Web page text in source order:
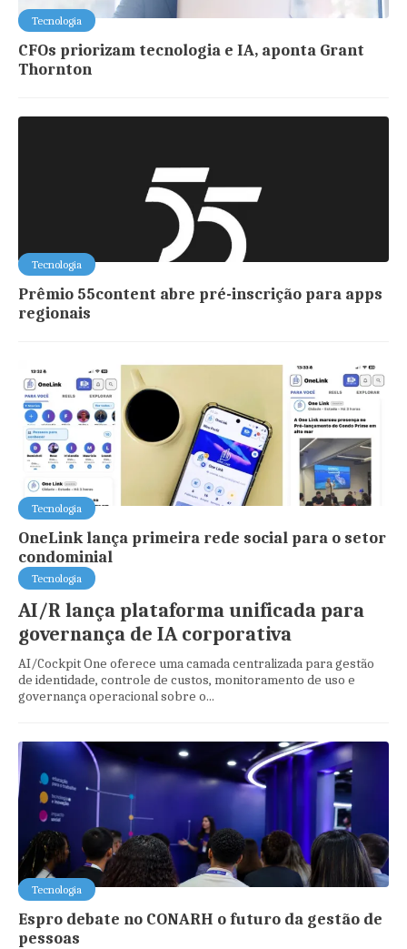
Tecnologia
CFOs priorizam tecnologia e IA, aponta Grant
Thornton
Tecnologia
Prêmio 55content abre pré-inscrição para apps
regionais
Tecnologia
OneLink lança primeira rede social para o setor
condominial
Tecnologia
AI/R lança plataforma unificada para
governança de IA corporativa
AI/Cockpit One oferece uma camada centralizada para gestão
de identidade, controle de custos, monitoramento de uso e
governança operacional sobre o...
Tecnologia
Espro debate no CONARH o futuro da gestão de
pessoas